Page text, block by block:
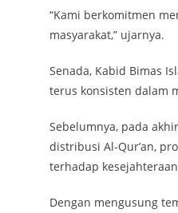
“Kami berkomitmen
masyarakat,” ujarnya.
Senada, Kabid Bimas
terus konsisten dalam
Sebelumnya, pada
distribusi Al-Qur’an,
terhadap
Dengan mengusung